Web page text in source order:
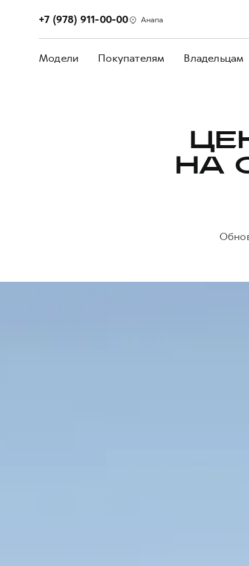
+7 (978) 911-00-00 Анапа
Модели Покупателям Владельцам
НА